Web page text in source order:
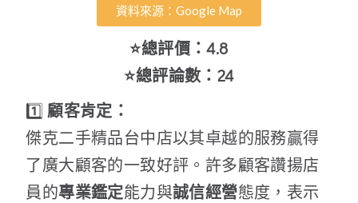
資料來源：Google Map
⭐總評價：4.8
⭐總評論數：24
1️⃣ 顧客肯定：
傑克二手精品台中店以其卓越的服務贏得
了廣大顧客的一致好評。許多顧客讚揚店
員的專業鑑定能力與誠信經營態度，表示